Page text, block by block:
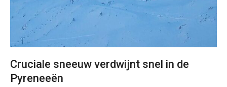
Cruciale sneeuw verdwijnt snel in de
Pyreneeën